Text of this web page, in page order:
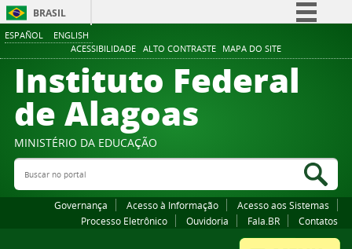
ESPAÑOL ENGLISH
ACESSIBILIDADE ALTO CONTRASTE MAPA DO SITE
BRASIL
Comunica BR
Participe
Canais
Instituto Federal
de Alagoas
MINISTÉRIO DA EDUCAÇÃO
Buscar no portal
Governança Acesso à Informação
Acesso aos Sistemas
Processo Eletrônico
Ouvidoria Fala.BR Contatos